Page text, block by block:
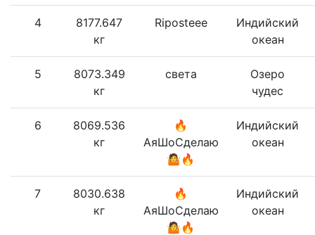
4
8177.647
кг
Riposteee
Индийский
океан
5
8073.349
кг
света
Озеро
чудес
6
8069.536
кг
🔥
АяШоСделаю
🤷🔥
Индийский
океан
7
8030.638
кг
🔥
АяШоСделаю
🤷🔥
Индийский
океан